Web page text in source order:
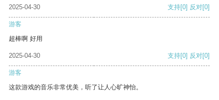
2025-04-30
支持[0] 反对[0]
游客
超棒啊 好用
2025-04-30 支持[0] 反对[0]
游客
这款游戏的音乐非常优美，听了让人心旷神怡。